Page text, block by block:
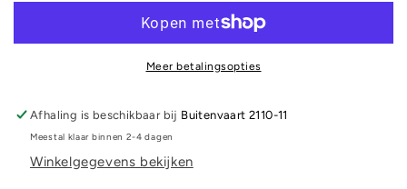
Suppen
Meer betalingsopties
Afhaling is beschikbaar bij Buitenvaart 2110-11
Meestal klaar binnen 2-4 dagen
Winkelgegevens bekijken